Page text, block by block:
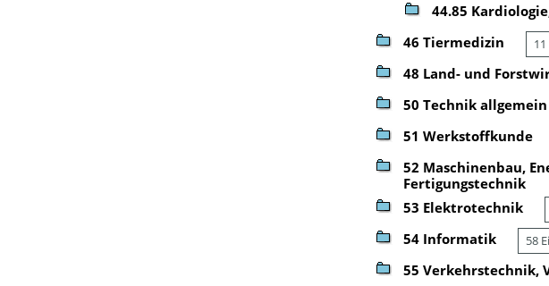
44.85
46 Tiermedizin
48 Land- und
50 Technik allgemein
51 Werkstoffkunde
52 Maschinenbau,
Fertigungstechnik
53 Elektrotechnik
54 Informatik 58
55 Verkehrstechnik,